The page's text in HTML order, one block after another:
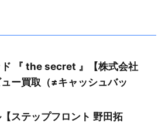
『 the secret 』【株式会社
ー買取（≠キャッシュバッ
ステップフロント 野田拓